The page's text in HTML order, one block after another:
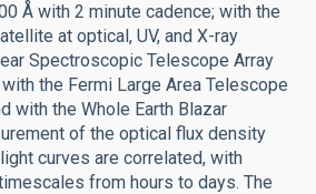
Å with 2 minute cadence; with the
at optical, UV, and X-ray
Spectroscopic Telescope Array
the Fermi Large Area Telescope
with the Whole Earth Blazar
of the optical flux density
curves are correlated, with
from hours to days. The